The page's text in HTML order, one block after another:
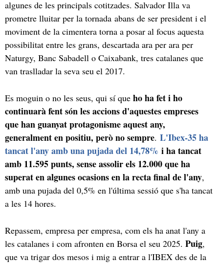
algunes de les principals cotitzades. Salvador Illa va
prometre lluitar per la tornada abans de ser president i el
moviment de la cimentera torna a posar al focus aquesta
possibilitat entre les grans, descartada ara per ara per
Naturgy, Banc Sabadell o Caixabank, tres catalanes que
van traslladar la seva seu el 2017.
Es moguin o no les seus, qui sí que ho ha fet i ho
continuarà fent són les accions d'aquestes empreses
que han guanyat protagonisme aquest any,
generalment en positiu, però no sempre. L'Ibex-35 ha
tancat l'any amb una pujada del 14,78% i ha tancat
amb 11.595 punts, sense assolir els 12.000 que ha
superat en algunes ocasions en la recta final de l'any,
amb una pujada del 0,5% en l'última sessió que s'ha tancat
a les 14 hores.
Repassem, empresa per empresa, com els ha anat l'any a
les catalanes i com afronten en Borsa el seu 2025. Puig,
que va trigar dos mesos i mig a entrar a l'IBEX des de la